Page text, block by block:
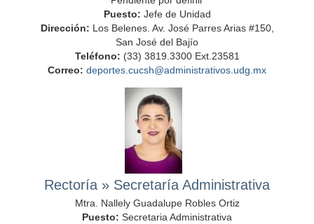
Puesto: Jefe de Unidad
Dirección: Los Belenes. Av. José Parres Arias #150,
San José del Bajío
Teléfono: (33) 3819.3300 Ext.23581
Correo: deportes.cucsh@administrativos.udg.mx
Rectoría » Secretaría Administrativa
Mtra. Nallely Guadalupe Robles Ortiz
Puesto: Secretaria Administrativa